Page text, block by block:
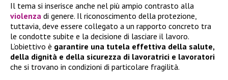
Il tema si inserisce anche nel più ampio contrasto alla
violenza di genere. Il riconoscimento della protezione,
tuttavia, deve essere collegato a un rapporto concreto tra
le condotte subite e la decisione di lasciare il lavoro.
L’obiettivo è garantire una tutela effettiva della salute,
della dignità e della sicurezza di lavoratrici e lavoratori
che si trovano in condizioni di particolare fragilità.